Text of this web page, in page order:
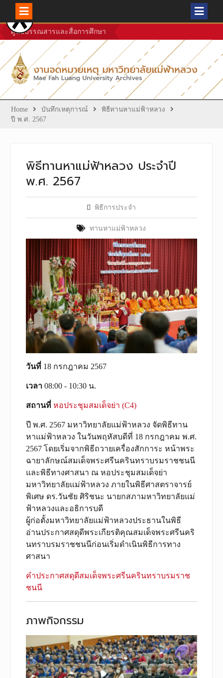
Skip
to
content
ศูนย์บรรณสารและสื่อการศึกษา
Home บันทึกเหตุการณ์
พิธีทานหาแม่ฟ้าหลวง
ปี พ.ศ. 2567
พิธีทานหาแม่ฟ้าหลวง ประจำปี
พ.ศ. 2567
พิธีการประจำ
ทานหาแม่ฟ้าหลวง
วันที่18 กรกฎาคม 2567
เวลา08:00 - 10:30 น.
สถานที่ หอประชุมสมเด็จย่า (C4)
ปี พ.ศ. 2567 มหาวิทยาลัยแม่ฟ้าหลวง จัดพิธีทาน
หาแม่ฟ้าหลวง ในวันพฤหัสบดีที่ 18 กรกฎาคม พ.ศ.
2567 โดยเริ่มจากพิธีถวายเครื่องสักการะ หน้าพระ
ฉายาลักษณ์สมเด็จพระศรีนครินทราบรมราชชนนี
และพิธีทางศาสนา ณ หอประชุมสมเด็จย่า
มหาวิทยาลัยแม่ฟ้าหลวง ภายในพิธีศาสตราจารย์
พิเศษ ดร.วันชัย ศิริชนะ นายกสภามหาวิทยาลัยแม่
ฟ้าหลวงและอธิการบดี
ผู้ก่อตั้งมหาวิทยาลัยแม่ฟ้าหลวงประธานในพิธี
อ่านประกาศสดุดีพระเกียรติคุณสมเด็จพระศรีนคริ
นทราบรมราชชนนีก่อนเริ่มดำเนินพิธีการทาง
ศาสนา
คำประกาศสดุดีสมเด็จพระศรีนครินทราบรมราช
ชนนี
ภาพกิจกรรม